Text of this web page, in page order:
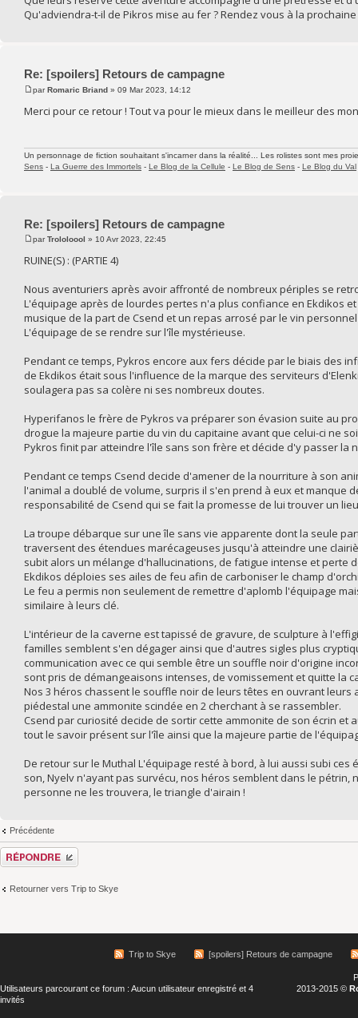
Qu'adviendra-t-il de Pikros mise au fer ? Rendez vous à la
Re: [spoilers] Retours de campagne
parRomaric Briand » 09 Mar 2023, 14:12
Merci pour ce retour ! Tout va pour le mieux dans le meilleur des
Un personnage de fiction souhaitant s'incarner dans la réalité... Les rolistes sont mes
Sens - La Guerre des Immortels - Le Blog de la Cellule - Le Blog de Sens - Le Blog du Val
Re: [spoilers] Retours de campagne
parTrololoool » 10 Avr 2023, 22:45
RUINE(S) : (PARTIE 4)
Nous aventuriers après avoir affronté de nombreux périples se
L'équipage après de lourdes pertes n'a plus confiance en Ekdikos
musique de la part de Csend et un repas arrosé par le vin
L'équipage de se rendre sur l'île mystérieuse.
Pendant ce temps, Pykros encore aux fers décide par le biais des
de Ekdikos était sous l'influence de la marque des serviteurs
soulagera pas sa colère ni ses nombreux doutes.
Hyperifanos le frère de Pykros va préparer son évasion suite au
drogue la majeure partie du vin du capitaine avant que celui-ci ne
Pykros finit par atteindre l'île sans son frère et décide d'y passer la
Pendant ce temps Csend decide d'amener de la nourriture à son
l'animal a doublé de volume, surpris il s'en prend à eux et manque
responsabilité de Csend qui se fait la promesse de lui trouver un
La troupe débarque sur une île sans vie apparente dont la seule
traversent des étendues marécageuses jusqu'à atteindre une
subit alors un mélange d'hallucinations, de fatigue intense et
Ekdikos déploies ses ailes de feu afin de carboniser le champ
Le feu a permis non seulement de remettre d'aplomb l'équipage
similaire à leurs clé.
L'intérieur de la caverne est tapissé de gravure, de sculpture à
familles semblent s'en dégager ainsi que d'autres sigles plus
communication avec ce qui semble être un souffle noir d'origine
sont pris de démangeaisons intenses, de vomissement et quitte la
Nos 3 héros chassent le souffle noir de leurs têtes en ouvrant
piédestal une ammonite scindée en 2 cherchant à se rassembler.
Csend par curiosité decide de sortir cette ammonite de son écrin
tout le savoir présent sur l'île ainsi que la majeure partie de
De retour sur le Muthal L'équipage resté à bord, à lui aussi subi
son, Nyelv n'ayant pas survécu, nos héros semblent dans le
personne ne les trouvera, le triangle d'airain !
Précédente
Répondre
Retourner vers Trip to Skye
Trip to Skye [spoilers] Retours de campagne
Utilisateurs parcourant ce forum : Aucun utilisateur enregistré et 4
invités
2013-2015 ©